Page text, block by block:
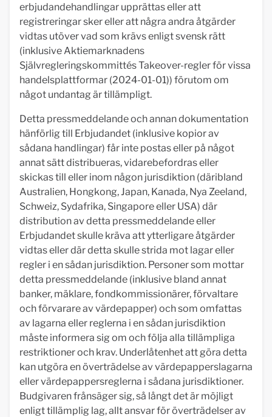
erbjudandehandlingar upprättas eller att
registreringar sker eller att några andra åtgärder
vidtas utöver vad som krävs enligt svensk rätt
(inklusive Aktiemarknadens
Självregleringskommittés Takeover-regler för vissa
handelsplattformar (2024-01-01)) förutom om
något undantag är tillämpligt.
Detta pressmeddelande och annan dokumentation
hänförlig till Erbjudandet (inklusive kopior av
sådana handlingar) får inte postas eller på något
annat sätt distribueras, vidarebefordras eller
skickas till eller inom någon jurisdiktion (däribland
Australien, Hongkong, Japan, Kanada, Nya Zeeland,
Schweiz, Sydafrika, Singapore eller USA) där
distribution av detta pressmeddelande eller
Erbjudandet skulle kräva att ytterligare åtgärder
vidtas eller där detta skulle strida mot lagar eller
regler i en sådan jurisdiktion. Personer som mottar
detta pressmeddelande (inklusive bland annat
banker, mäklare, fondkommissionärer, förvaltare
och förvarare av värdepapper) och som omfattas
av lagarna eller reglerna i en sådan jurisdiktion
måste informera sig om och följa alla tillämpliga
restriktioner och krav. Underlåtenhet att göra detta
kan utgöra en överträdelse av värdepapperslagarna
eller värdepappersreglerna i sådana jurisdiktioner.
Budgivaren frånsäger sig, så långt det är möjligt
enligt tillämplig lag, allt ansvar för överträdelser av